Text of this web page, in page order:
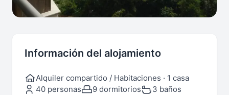
Información del alojamiento
Alquiler compartido / Habitaciones · 1 casa
40 personas
9 dormitorios 3 baños